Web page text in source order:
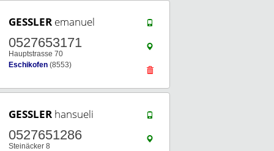
GESSLER emanuel
0527653171
Hauptstrasse 70
Eschikofen (8553)
GESSLER hansueli
0527651286
Steinäcker 8